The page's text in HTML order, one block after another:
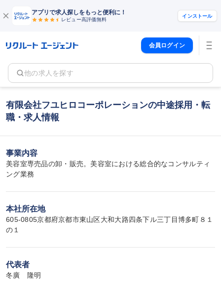
アプリで求人探しをもっと便利に！
レビュー高評価無料
インストール
会員ログイン
他の求人を探す
有限会社フユヒロコーポレーションの中途採用・転
職・求人情報
事業内容
美容室専売品の卸・販売。美容室における総合的なコンサルティ
ング業務
本社所在地
605-0805京都府京都市東山区大和大路四条下ル三丁目博多町８１
の１
代表者
冬廣　隆明